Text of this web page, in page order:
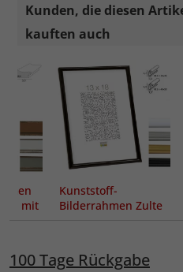
Kunden, die diesen
kauften auch
Kunststoff-
Bilderrahmen Zulte
100 Tage Rückgabe